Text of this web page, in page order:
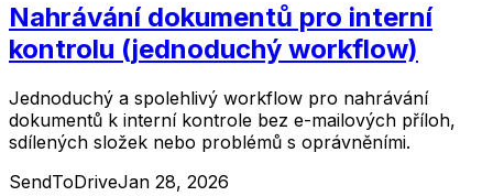
Nahrávání dokumentů pro interní
kontrolu (jednoduchý workflow)
Jednoduchý a spolehlivý workflow pro nahrávání
dokumentů k interní kontrole bez e-mailových příloh,
sdílených složek nebo problémů s oprávněními.
SendToDriveJan 28, 2026